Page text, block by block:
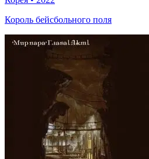
Король бейсбольного поля